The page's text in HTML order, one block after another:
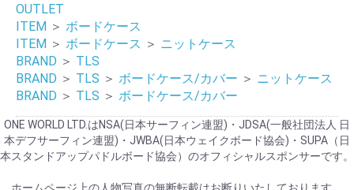
OUTLET
ITEM ＞ ボードケース
ITEM ＞ ボードケース ＞ ニットケース
BRAND ＞ TLS
BRAND ＞ TLS ＞ ボードケース/カバー ＞ ニットケース
BRAND ＞ TLS ＞ ボードケース/カバー
ONE WORLD LTD.はNSA(日本サーフィン連盟)・JDSA(一般社団法人 日
本デフサーフィン連盟)・JWBA(日本ウェイクボード協会)・SUPA（日
本スタンドアップパドルボード協会）のオフィシャルスポンサーです。